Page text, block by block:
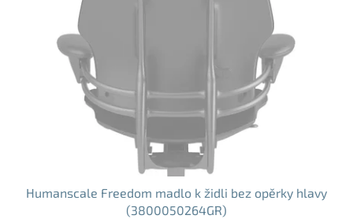
Humanscale Freedom madlo k židli bez opěrky hlavy
(3800050264GR)